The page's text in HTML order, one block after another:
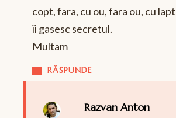
RĂSPUNDE
copt, fara, cu ou, fara ou, cu
ii gasesc secretul.
Multam
Razvan Anton